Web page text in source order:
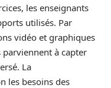
les enseignants
utilisés. Par
vidéo et graphiques
à capter
La
les besoins des